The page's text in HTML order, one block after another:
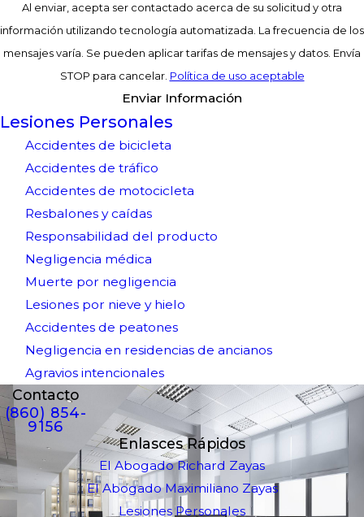
Al enviar, acepta ser contactado acerca de su solicitud y otra
información utilizando tecnología automatizada. La frecuencia de los
mensajes varía. Se pueden aplicar tarifas de mensajes y datos. Envía
STOP para cancelar. Política de uso aceptable
Enviar Información
Lesiones Personales
Accidentes de bicicleta
Accidentes de tráfico
Accidentes de motocicleta
Resbalones y caídas
Responsabilidad del producto
Negligencia médica
Muerte por negligencia
Lesiones por nieve y hielo
Accidentes de peatones
Negligencia en residencias de ancianos
Agravios intencionales
Contacto
(860) 854-
9156
Enlasces Rápidos
El Abogado Richard Zayas
El Abogado Maximiliano Zayas
Lesiones Personales